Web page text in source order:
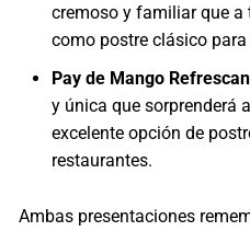
cremoso y familiar que a
como postre clásico
Pay de Mango
y única que sorprenderá
excelente opción de
restaurantes.
Ambas presentaciones